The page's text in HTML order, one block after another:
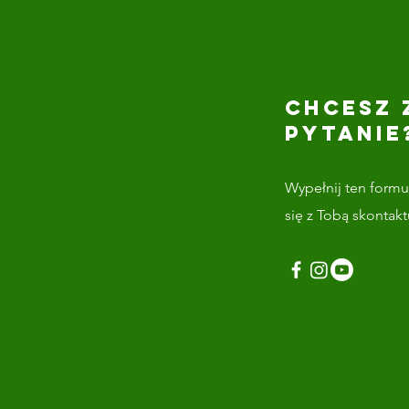
CHCESZ
Wypełnij ten
się z Tobą